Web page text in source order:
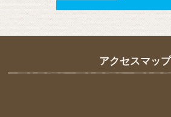
アクセスマップ